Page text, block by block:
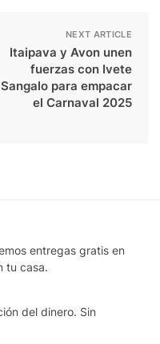
NEXT ARTICLE
Itaipava y Avon unen
fuerzas con Ivete
Sangalo para empacar
el Carnaval 2025
entregas gratis en
tu casa.
del dinero. Sin